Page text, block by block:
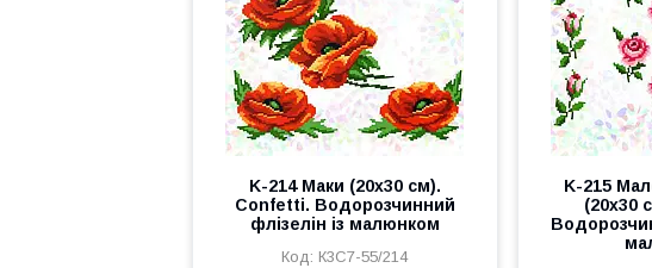
K-214 Маки (20х30 см).
Confetti. Водорозчинний
флізелін із малюнком
К3С7-55/214
K-215
(20х30